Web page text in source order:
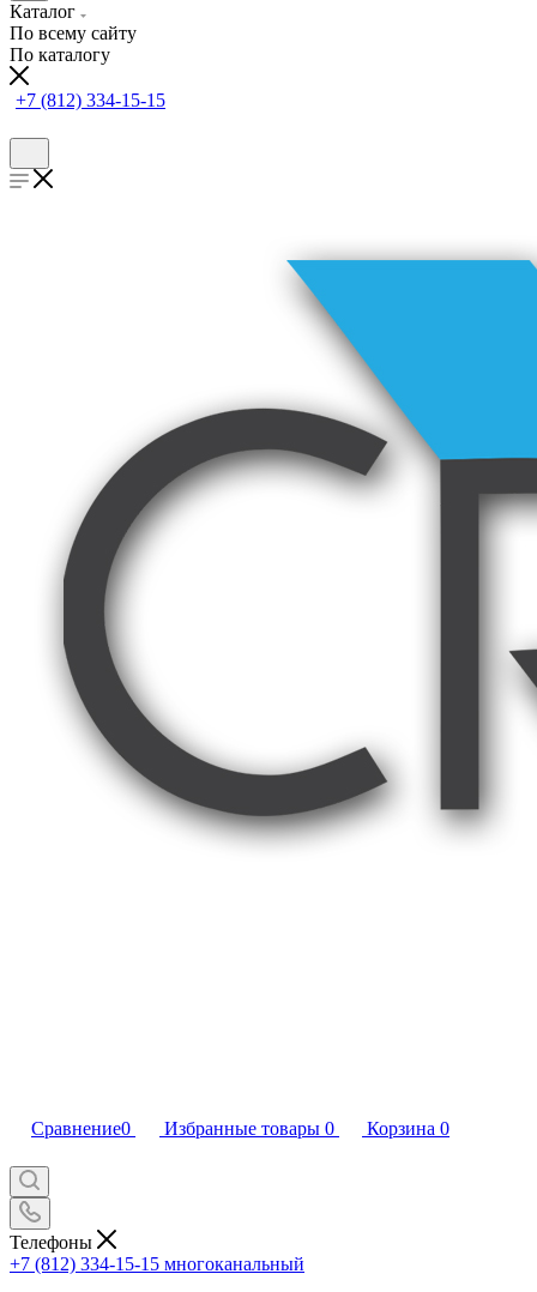
Каталог
По всему сайту
По каталогу
+7 (812) 334-15-15
Сравнение0 Избранные товары 0 Корзина 0
Телефоны
+7 (812) 334-15-15 многоканальный